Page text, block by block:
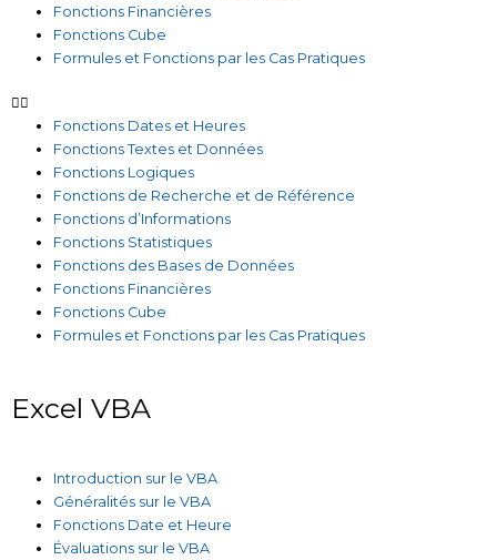
Fonctions Financières
Fonctions Cube
Formules et Fonctions par les Cas Pratiques
Fonctions Dates et Heures
Fonctions Textes et Données
Fonctions Logiques
Fonctions de Recherche et de Référence
Fonctions d’Informations
Fonctions Statistiques
Fonctions des Bases de Données
Fonctions Financières
Fonctions Cube
Formules et Fonctions par les Cas Pratiques
Excel VBA
Introduction sur le VBA
Généralités sur le VBA
Fonctions Date et Heure
Évaluations sur le VBA